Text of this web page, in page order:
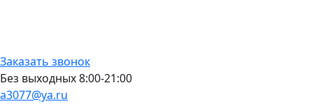
Заказать звонок
Без выходных 8:00-21:00
a3077@ya.ru